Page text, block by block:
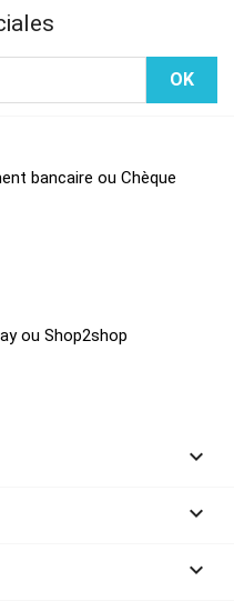
bancaire ou Chèque
ou Shop2shop


